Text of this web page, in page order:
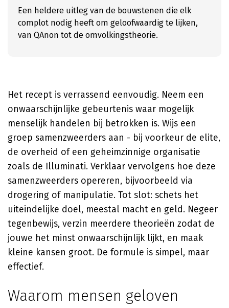
Een heldere uitleg van de bouwstenen die elk
complot nodig heeft om geloofwaardig te lijken,
van QAnon tot de omvolkingstheorie.
Het recept is verrassend eenvoudig. Neem een
onwaarschijnlijke gebeurtenis waar mogelijk
menselijk handelen bij betrokken is. Wijs een
groep samenzweerders aan - bij voorkeur de elite,
de overheid of een geheimzinnige organisatie
zoals de Illuminati. Verklaar vervolgens hoe deze
samenzweerders opereren, bijvoorbeeld via
drogering of manipulatie. Tot slot: schets het
uiteindelijke doel, meestal macht en geld. Negeer
tegenbewijs, verzin meerdere theorieën zodat de
jouwe het minst onwaarschijnlijk lijkt, en maak
kleine kansen groot. De formule is simpel, maar
effectief.
Waarom mensen geloven